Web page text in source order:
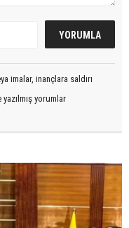
imalar, inançlara saldırı
yorumlar